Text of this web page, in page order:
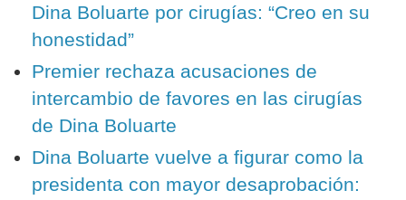
Dina Boluarte por cirugías: “Creo en su
honestidad”
Premier rechaza acusaciones de
intercambio de favores en las cirugías
de Dina Boluarte
Dina Boluarte vuelve a figurar como la
presidenta con mayor desaprobación: